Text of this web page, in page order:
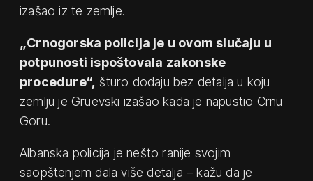
izašao iz te zemlje.
„Crnogorska policija je u ovom slučaju u
potpunosti ispoštovala zakonske
procedure“, šturo dodaju bez detalja u koju
zemlju je Gruevski izašao kada je napustio Crnu
Goru.
Albanska policija je nešto ranije svojim
saopštenjem dala više detalja – kažu da je